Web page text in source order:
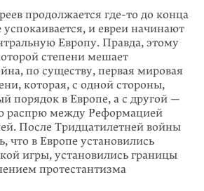
продолжается где-то до конца
и евреи начинают
Европу. Правда, этому
степени мешает
по существу, первая мировая
которая, с одной стороны,
порядок в Европе, а с другой —
распрю между Реформацией
После Тридцатилетней войны
что в Европе установились
игры, установились границы
протестантизма